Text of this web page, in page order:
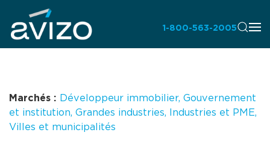
1-800-563-2005
Marchés : Développeur immobilier, Gouvernement
et institution, Grandes industries, Industries et PME,
Villes et municipalités